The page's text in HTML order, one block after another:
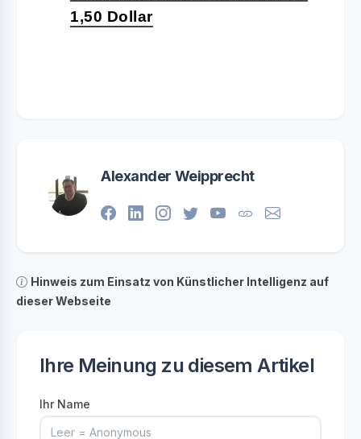
1,50 Dollar
Alexander Weipprecht
Hinweis zum Einsatz von Künstlicher Intelligenz auf
dieser Webseite
Ihre Meinung zu diesem Artikel
Ihr Name